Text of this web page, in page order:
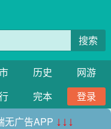
搜索
历史
网游
完本
登录
无广告APP ↓↓↓